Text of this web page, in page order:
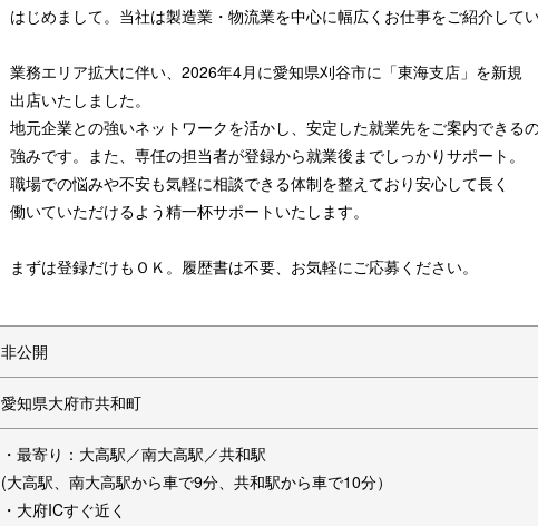
はじめまして。当社は製造業・物流業を中心に幅広くお仕事をご紹介してい
業務エリア拡大に伴い、2026年4月に愛知県刈谷市に「東海支店」を新規
出店いたしました。
地元企業との強いネットワークを活かし、安定した就業先をご案内できる
強みです。また、専任の担当者が登録から就業後までしっかりサポート。
職場での悩みや不安も気軽に相談できる体制を整えており安心して長く
働いていただけるよう精一杯サポートいたします。
まずは登録だけもＯＫ。履歴書は不要、お気軽にご応募ください。
非公開
愛知県大府市共和町
・最寄り：大高駅／南大高駅／共和駅
(大高駅、南大高駅から車で9分、共和駅から車で10分）
・大府ICすぐ近く